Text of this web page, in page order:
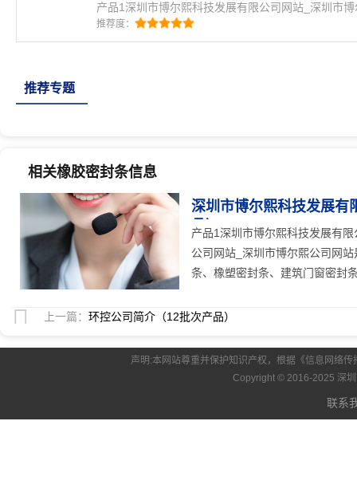
产品1深圳市博尔熙科技发展有限公司网站_深圳市
熙科技发展有限公司网站_深圳市博尔熙公司网站是
发泡条、汽车密封条、集装箱密封条、橡塑密封条
推荐度：
推荐专题
相关橡胶密封条信息
深圳市博尔熙科技发展有
品）
25人关注
产品1深圳市博尔熙科技发展有
公司网站_深圳市博尔熙公司网
条、橡塑密封条、建筑门窗密封
上一篇： 环控公司简介（12批次产品）
声明:本网站尊重并保护知识产权，根据《信息网络
Copyright © 2016-2025 深
联系